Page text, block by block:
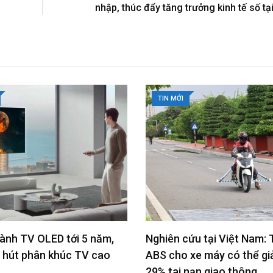
nhập, thúc đẩy tăng trưởng kinh tế số
tại Việt Nam: Trang bị
máy có thể giảm 22-
TIN MỚI
ASUS khởi động mùa
School 2026 với laptop AI,